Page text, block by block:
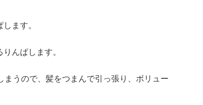
ます。
んぱします。
うので、髪をつまんで引っ張り、ボリュー